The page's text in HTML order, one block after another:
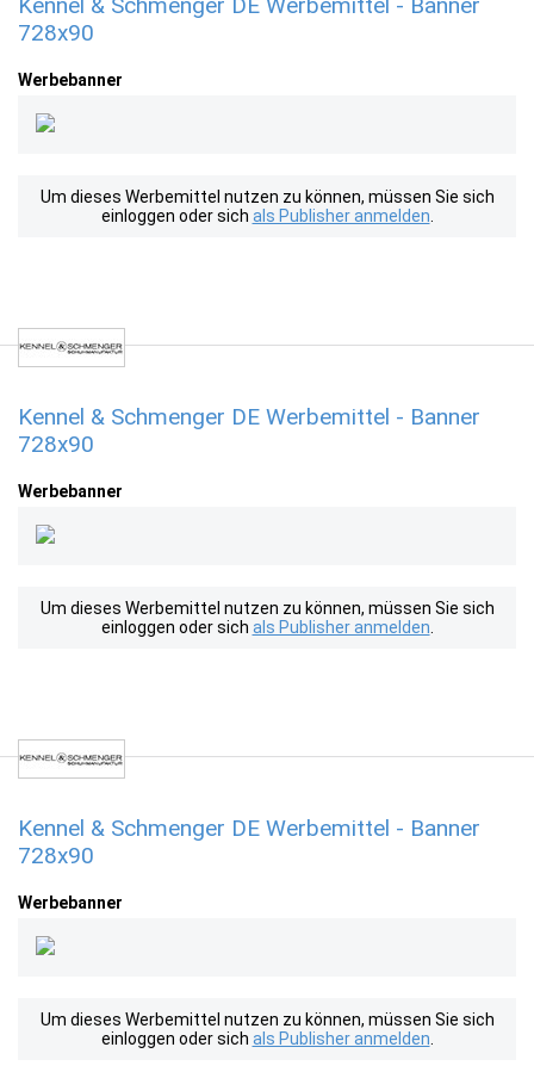
728x90
Werbebanner
Um dieses Werbemittel nutzen zu können, müssen Sie sich
einloggen oder sich als Publisher anmelden
Kennel & Schmenger DE Werbemittel - Banner
728x90
Werbebanner
Um dieses Werbemittel nutzen zu können, müssen Sie sich
einloggen oder sich als Publisher anmelden
Kennel & Schmenger DE Werbemittel - Banner
728x90
Werbebanner
Um dieses Werbemittel nutzen zu können, müssen Sie sich
einloggen oder sich als Publisher anmelden